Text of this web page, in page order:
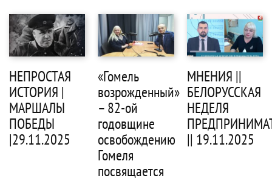
НЕПРОСТАЯ
ИСТОРИЯ |
МАРШАЛЫ
ПОБЕДЫ
|29.11.2025
«Гомель
возрожденный»
– 82-ой
годовщине
освобождению
Гомеля
посвящается
МНЕНИЯ ||
БЕЛОРУССКАЯ
НЕДЕЛЯ
|| 19.11.2025